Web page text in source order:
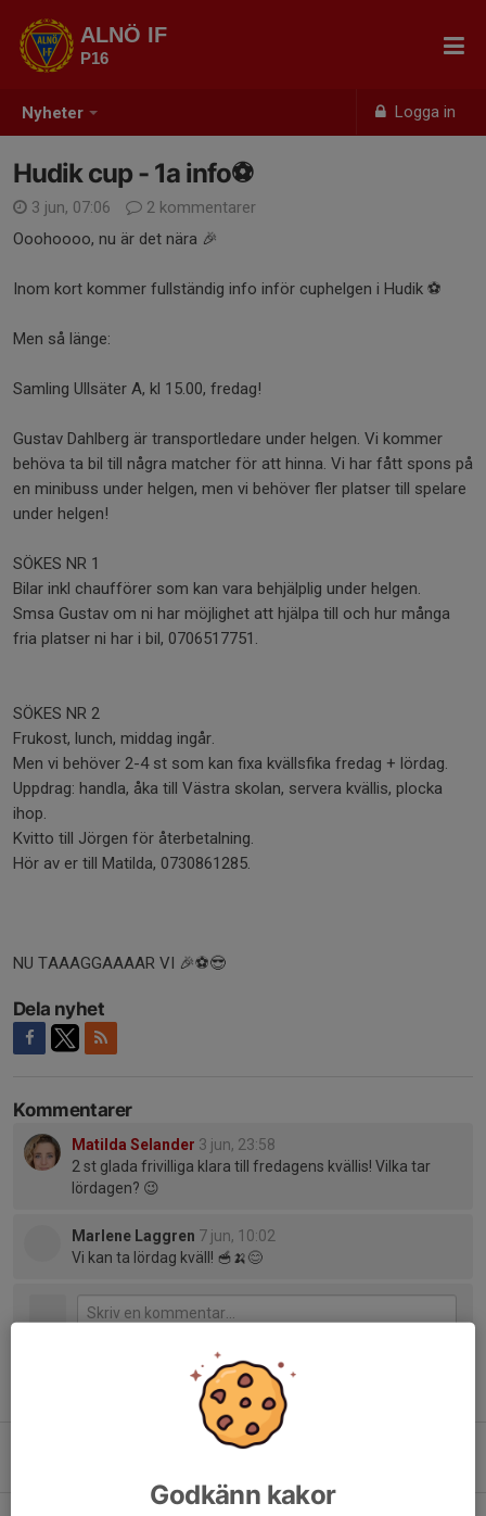
Nyheter Logga in
ALNÖ IF
P16
Hudik cup - 1a info⚽️
3 jun, 07:06
2 kommentarer
Ooohoooo, nu är det nära 🎉
Inom kort kommer fullständig info inför cuphelgen i Hudik ⚽️
Men så länge:
Samling Ullsäter A, kl 15.00, fredag!
Gustav Dahlberg är transportledare under helgen. Vi kommer
behöva ta bil till några matcher för att hinna. Vi har fått spons på
en minibuss under helgen, men vi behöver fler platser till spelare
under helgen!
SÖKES NR 1
Bilar inkl chaufförer som kan vara behjälplig under helgen.
Smsa Gustav om ni har möjlighet att hjälpa till och hur många
fria platser ni har i bil, 0706517751.
SÖKES NR 2
Frukost, lunch, middag ingår.
Men vi behöver 2-4 st som kan fixa kvällsfika fredag + lördag.
Uppdrag: handla, åka till Västra skolan, servera kvällis, plocka
ihop.
Kvitto till Jörgen för återbetalning.
Hör av er till Matilda, 0730861285.
NU TAAAGGAAAAR VI 🎉⚽️😎
Dela nyhet
Kommentarer
Matilda Selander 3 jun, 23:58
2 st glada frivilliga klara till fredagens kvällis! Vilka tar
lördagen? 😉
Marlene Laggren 7 jun, 10:02
Vi kan ta lördag kväll! 🥣🍌😊
Bilder från fotograferingen!
Godkänn kakor